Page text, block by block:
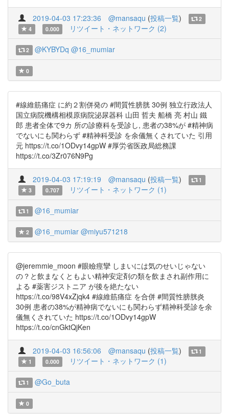
2019-04-03 17:23:36 @mansaqu (投稿一覧)
2
4
0.000 リツイート・ネットワーク (2)
2 @KYBYDq @16_mumiar
0
#線維筋痛症 に約２割併発の #間質性膀胱 30例 独立行政法人
国立病院機構相模原病院泌尿器科 山田 哲夫 船橋 亮 村山 鐵
郎 患者全体で9カ 所の診療科を受診し, 患者の38%が #精神病
でないにも関わらず #精神科受診 を余儀無くされていた 引用
元 https://t.co/1ODvy14gpW #厚労省医政局総務課
https://t.co/3Zr076N9Pg
2019-04-03 17:19:19 @mansaqu (投稿一覧)
1
3
0.707 リツイート・ネットワーク (1)
1 @16_mumiar
2 @16_mumiar @miyu571218
@jeremmie_moon #眼瞼痙攣 しまいには気のせいじゃない
の？と飲まなくともよい精神安定剤の類を飲まされ副作用に
よる #薬害ジストニア が後を絶たない
https://t.co/98V4xZjqk4 #線維筋痛症 を合併 #間質性膀胱炎
30例 患者の38%が精神病でないにも関わらず精神科受診を余
儀無くされていた https://t.co/1ODvy14gpW
https://t.co/cnGktQjKen
2019-04-03 16:56:06 @mansaqu (投稿一覧)
1
1
0.000 リツイート・ネットワーク (1)
1 @Go_buta
0